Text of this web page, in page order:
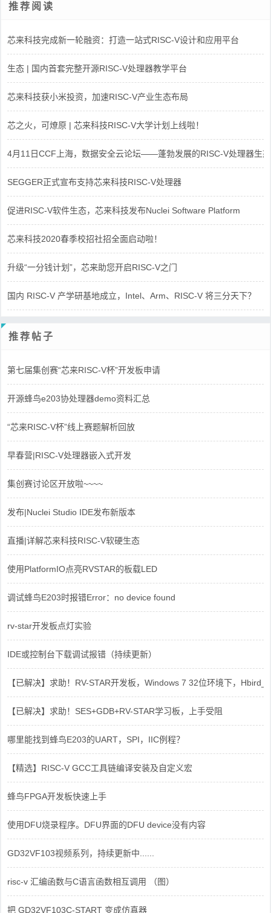
推荐阅读
芯来科技完成新一轮融资：打造一站式RISC-V设计和应用平台
生态 | 国内首套完整开源RISC-V处理器教学平台
芯来科技获小米投资，加速RISC-V产业生态布局
芯之火，可燎原 | 芯来科技RISC-V大学计划上线啦！
4月11日CCF上海，数据安全云论坛——蓬勃发展的RISC-V处理器生态
SEGGER正式宣布支持芯来科技RISC-V处理器
促进RISC-V软件生态，芯来科技发布Nuclei Software Platform
芯来科技2020春季校招社招全面启动啦！
升级“一分钱计划”，芯来助您开启RISC-V之门
国内 RISC-V 产学研基地成立，Intel、Arm、RISC-V 将三分天下？
推荐帖子
第七届集创赛“芯来RISC-V杯”开发板申请
开源蜂鸟e203协处理器demo资料汇总
“芯来RISC-V杯”线上赛题解析回放
早春营|RISC-V处理器嵌入式开发
集创赛讨论区开放啦~~~~
发布|Nuclei Studio IDE发布新版本
直播|详解芯来科技RISC-V软硬生态
使用PlatformIO点亮RVSTAR的板载LED
调试蜂鸟E203时报错Error：no device found
rv-star开发板点灯实验
IDE或控制台下载调试报错（持续更新）
【已解决】求助！RV-STAR开发板，Windows 7 32位环境下，
【已解决】求助！SES+GDB+RV-STAR学习板，上手受阻
哪里能找到蜂鸟E203的UART，SPI，IIC例程？
【精选】RISC-V GCC工具链编译安装及自定义宏
蜂鸟FPGA开发板快速上手
使用DFU烧录程序。DFU界面的DFU device没有内容
GD32VF103视频系列，持续更新中......
risc-v 汇编函数与C语言函数相互调用 （图）
把 GD32VF103C-START 变成仿真器